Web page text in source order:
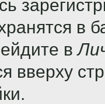
в
в
вверху